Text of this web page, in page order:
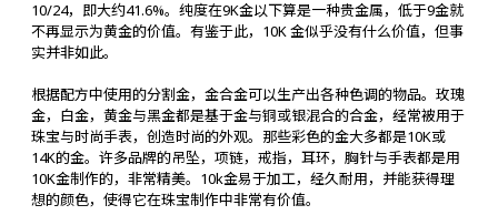
10/24，即大约41.6%。纯度在9K金以下算是一种贵金属，低于9金就
不再显示为黄金的价值。有鉴于此，10K 金似乎没有什么价值，但事
实并非如此。
根据配方中使用的分割金，金合金可以生产出各种色调的物品。玫瑰
金，白金，黄金与黑金都是基于金与铜或银混合的合金，经常被用于
珠宝与时尚手表，创造时尚的外观。那些彩色的金大多都是10K或
14K的金。许多品牌的吊坠，项链，戒指，耳环，胸针与手表都是用
10K金制作的，非常精美。10k金易于加工，经久耐用，并能获得理
想的颜色，使得它在珠宝制作中非常有价值。